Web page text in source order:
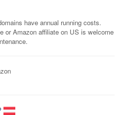
have annual running costs.
or Amazon affiliate on US is welcome